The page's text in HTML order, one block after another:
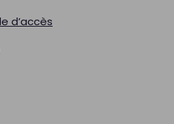
d’accès